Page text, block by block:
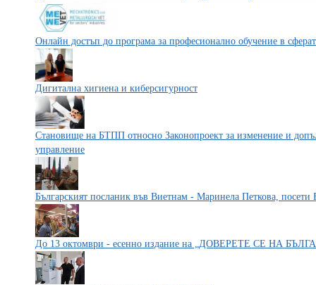
Онлайн достъп до програма за професионално обучение в
Дигитална хигиена и киберсигурност
Становище на БТПП относно Законопроект за изменение и
управление
Българският посланик във Виетнам - Маринела Петкова,
До 13 октомври - есенно издание на „ДОВЕРЕТЕ СЕ НА